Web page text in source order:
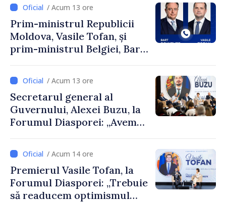
/ Acum 13 ore
Prim-ministrul Republicii
Moldova, Vasile Tofan, și
prim-ministrul Belgiei, Bart
despre parcursul european
al Republicii Moldova.
/ Acum 13 ore
Secretarul general al
Guvernului, Alexei Buzu, la
Forumul Diasporei: „Avem
dumneavoastră pentru a
construi comunități mai
puternice”
/ Acum 14 ore
Premierul Vasile Tofan, la
Forumul Diasporei: „Trebuie
să readucem optimismul